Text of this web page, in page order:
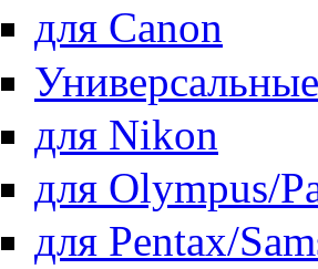
для Canon
Универсальные
для Nikon
для Olympus/
для Pentax/